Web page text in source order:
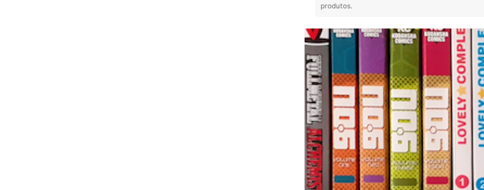
produtos.